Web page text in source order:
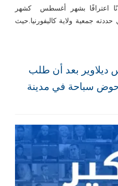
اعترافًا بشهر أغسطس كشهر
جمعية ولاية كاليفورنيا.حيث
بعد أن طلب
سباحة في مدينة